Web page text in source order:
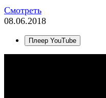
Смотреть
08.06.2018
Плеер YouTube